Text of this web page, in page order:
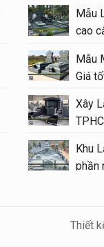
Mẫu
cao
Mẫu
Giá
Xây
Khu
phần
Thiết